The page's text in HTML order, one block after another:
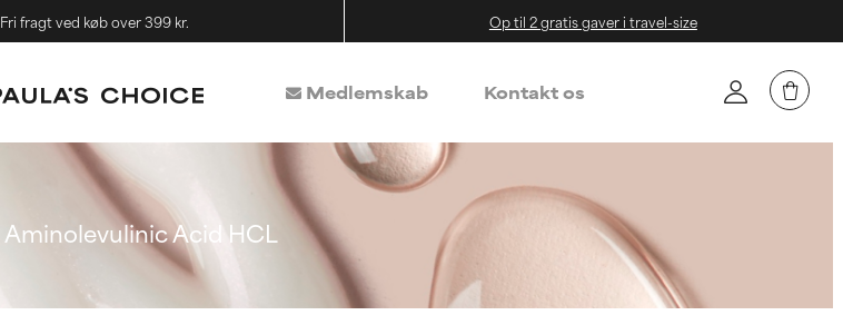
Fri fragt ved køb over 399 kr. Op til 2 gratis gaver i travel-size
Medlemskab Kontakt os
Aminolevulinic Acid HCL